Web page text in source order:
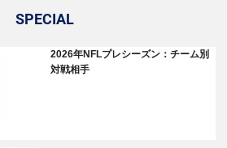
SPECIAL
2026年NFLプレシーズン：チーム別
対戦相手